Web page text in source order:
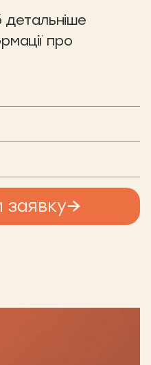
про